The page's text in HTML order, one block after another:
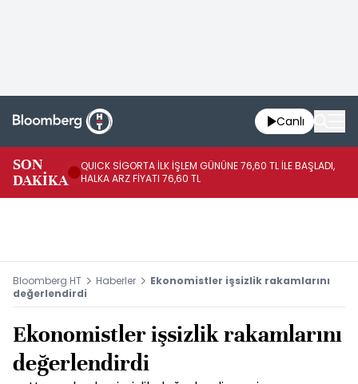
Canlı
SON
DAKİKA
QUICK SİGORTA İLK İŞLEM GÜNÜNE 76,60 TL İLE BAŞLADI,
HALKA ARZ FİYATI 76,60 TL
Bloomberg HT Haberler
Ekonomistler işsizlik rakamlarını
değerlendirdi
Ekonomistler işsizlik rakamlarını
değerlendirdi